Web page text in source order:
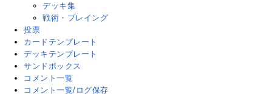
デッキ集
戦術・プレイング
投票
カードテンプレート
デッキテンプレート
サンドボックス
コメント一覧
コメント一覧/ログ保存